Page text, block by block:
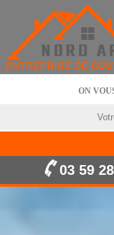
ON
03 59